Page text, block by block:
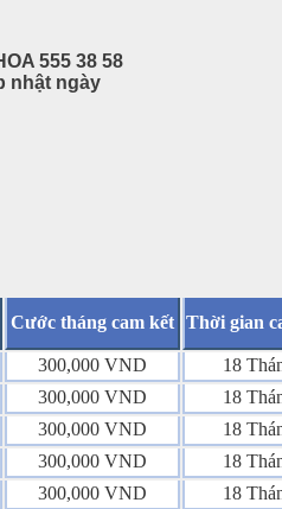
555 38 58
nhật ngày
Cước tháng cam kết Thời gian
300,000 VND
18
300,000 VND
18
300,000 VND
18
300,000 VND
18
300,000 VND
18